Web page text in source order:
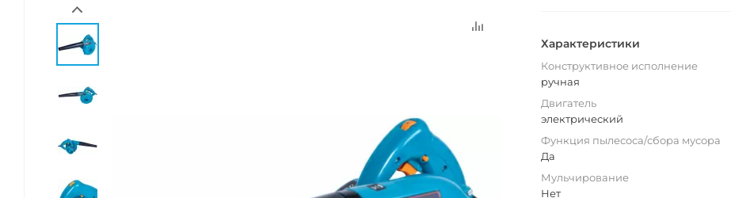
Характеристики
Конструктивное исполнение
ручная
Двигатель
электрический
Функция пылесоса/сбора мусора
Да
Мульчирование
Нет